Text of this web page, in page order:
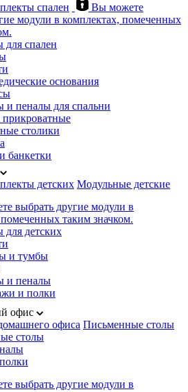
спален
Вы можете
модули в комплектах, помеченных
для спален
основания
пеналы для спальни
столики
банкетки
детских Модульные детские
выбрать другие модули в
таким значком.
для детских
и тумбы
и пеналы
и полки
офис
офиса Письменные столы
столы
выбрать другие модули в